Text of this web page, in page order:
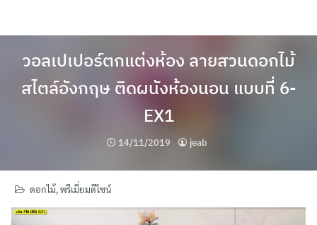
วอลเปเปอร์ตกแต่งห้อง ลายสวนดอกไม้
สไตล์อังกฤษ ติดผนังห้องนอน แบบที่ 6-
EX1
14/11/2019 jeab
ดอกไม้,พรีเมี่ยมดีไซน์